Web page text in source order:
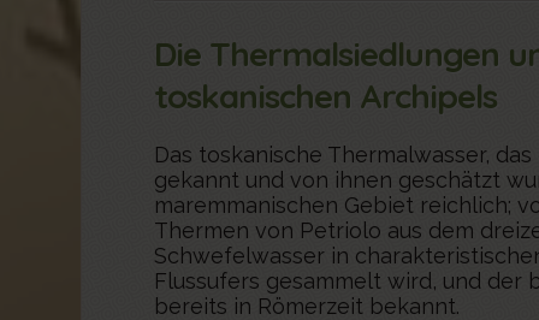
Die Thermalsiedlungen
toskanischen Archipels
Das toskanische Thermalwasser,
gekannt und von ihnen geschätzt
maremmanischen Gebiet reichlich;
Thermen von Petriolo aus dem
Schwefelwasser in
Flussufers gesammelt wird, und der
bereits in Römerzeit bekannt.